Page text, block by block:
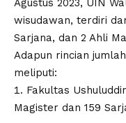
wisudawan, terdiri
Sarjana, dan 2 Ahli
Adapun rincian
meliputi:
Fakultas
Magister dan 159